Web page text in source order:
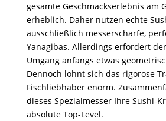
gesamte Geschmackserlebnis am
erheblich. Daher nutzen echte
ausschließlich messerscharfe,
Yanagibas. Allerdings erfordert
Umgang anfangs etwas
Dennoch lohnt sich das rigorose
Fischliebhaber enorm.
dieses Spezialmesser Ihre Sushi-
absolute Top-Level.